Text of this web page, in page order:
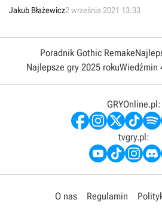
przetestować własne czołgi.
Jakub Błażewicz2 września 2021 13:33
Poradnik Gothic Remake
Najlepsze gry 2025 rokuWiedźmin
GRYOnline.pl:
tvgry.pl:
O nas Regulamin